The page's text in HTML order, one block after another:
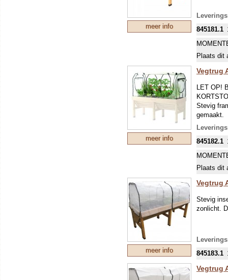
Maak de
eerst een
de teelt
Wij
schilderen!
85,00
meer info
845181.1
Plaats dit
meer info
Vegtrug
LET OP!
Stevig
gemaakt.
845182.1
Plaats dit
meer info
Vegtrug
Stevig
zonlicht.
845183.1
Vegtrug